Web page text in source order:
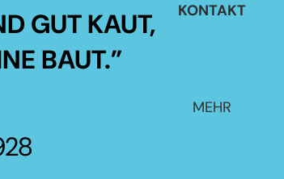
KONTAKT
MEHR
GUT KAUT,
BAUT.”